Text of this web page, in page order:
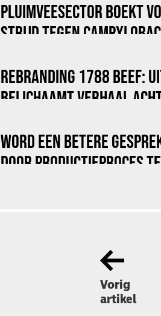
PLUIMVEESECTOR BOEKT
STRIJD TEGEN
REBRANDING 1788 BEEF:
BELICHAAMT VERHAAL
WORD EEN BETERE
DOOR PRODUCTIEPROCES
Vorig
artikel